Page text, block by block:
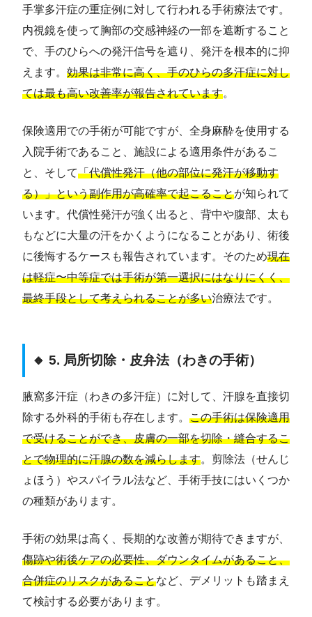
手掌多汗症の重症例に対して行われる手術療法です。
内視鏡を使って胸部の交感神経の一部を遮断すること
で、手のひらへの発汗信号を遮り、発汗を根本的に抑
えます。 効果は非常に高く、手のひらの多汗症に対し
ては最も高い改善率が報告されています。
保険適用での手術が可能ですが、全身麻酔を使用する
入院手術であること、施設による適用条件があるこ
と、そして「代償性発汗（他の部位に発汗が移動す
る）」という副作用が高確率で起こることが知られて
います。代償性発汗が強く出ると、背中や腹部、太も
もなどに大量の汗をかくようになることがあり、術後
に後悔するケースも報告されています。そのため現在
は軽症〜中等症では手術が第一選択にはなりにくく、
最終手段として考えられることが多い治療法です。
🔸 5. 局所切除・皮弁法（わきの手術）
腋窩多汗症（わきの多汗症）に対して、汗腺を直接切
除する外科的手術も存在します。 この手術は保険適用
で受けることができ、皮膚の一部を切除・縫合するこ
とで物理的に汗腺の数を減らします。剪除法（せんじ
ょほう）やスパイラル法など、手術手技にはいくつか
の種類があります。
手術の効果は高く、長期的な改善が期待できますが、
傷跡や術後ケアの必要性、ダウンタイムがあること、
合併症のリスクがあることなど、デメリットも踏まえ
て検討する必要があります。